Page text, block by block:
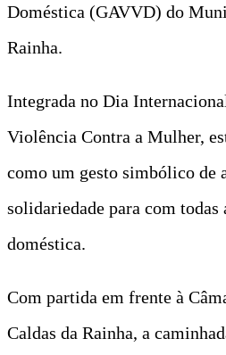
Doméstica (GAVVD) do
Rainha.
Integrada no Dia
Violência Contra a Mulher,
como um gesto simbólico de
solidariedade para com
doméstica.
Com partida em frente à
Caldas da Rainha, a